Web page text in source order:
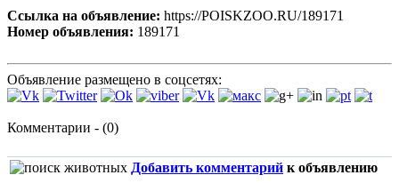
Ссылка на объявление: https://POISKZOO.RU/189171
Номер объявления: 189171
Объявление размещено в соцсетях:
Комментарии - (0)
Добавить комментарий к объявлению